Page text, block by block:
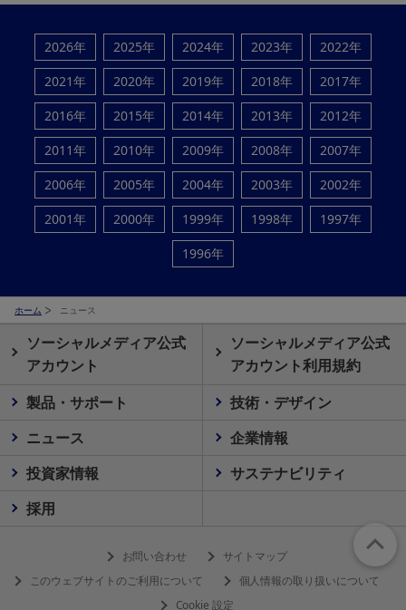
2026年 2025年 2024年 2023年
2022年
2021年
2020年 2019年 2018年
2017年
2016年
2015年 2014年 2013年
2012年
2011年
2010年 2009年 2008年
2007年
2006年
2005年 2004年 2003年
2002年
2001年
2000年 1999年 1998年
1997年
1996年
ホーム ニュース
ソーシャルメディア公式
アカウント
ソーシャルメディア公式
アカウント利用規約
製品・サポート
技術・デザイン
ニュース
企業情報
投資家情報
サステナビリティ
採用
お問い合わせ
サイトマップ
このウェブサイトのご利用について
個人情報の取り扱いについて
Cookie 設定